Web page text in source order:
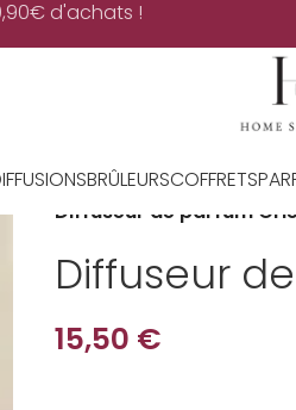
d'achats !
BRÛLEURSCOFFRETS
Accueil/Brûleurs et
Diffuseur de parfum
Diffuseur
15,50 €